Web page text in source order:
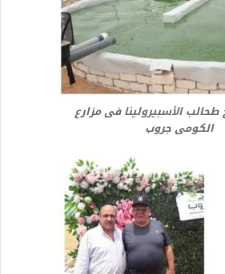
الأسبيرولينا فى مزارع
الكومى جروب